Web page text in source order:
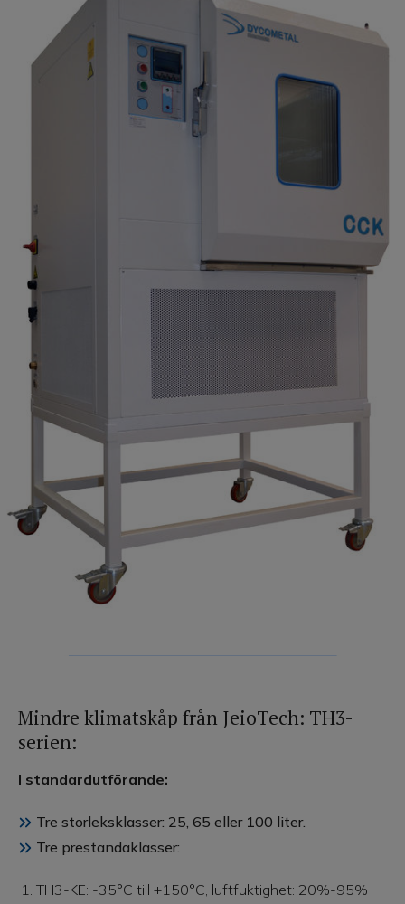
Mindre klimatskåp från JeioTech: TH3-
serien:
I standardutförande:
Tre storleksklasser: 25, 65 eller 100 liter.
Tre prestandaklasser:
TH3-KE: -35°C till +150°C, luftfuktighet: 20%-95%